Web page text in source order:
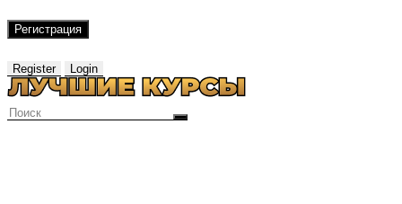
Регистрация
Register Login